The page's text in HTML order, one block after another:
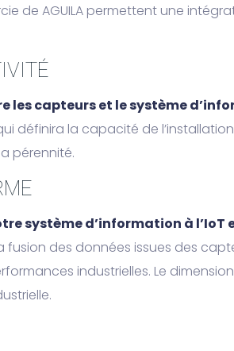
de AGUILA permettent une
les capteurs et le système
définira la capacité de
pérennité.
système d’information à l’IoT
fusion des données issues des
industrielles. Le